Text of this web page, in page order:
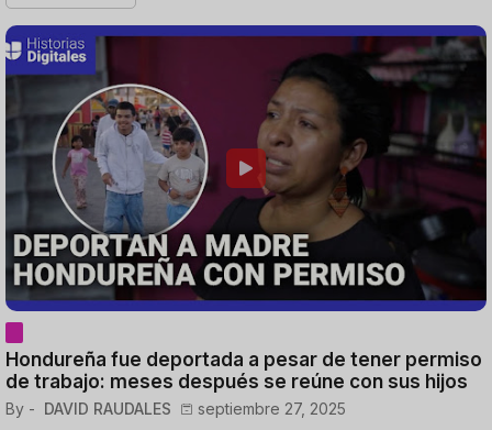
Hondureña fue deportada a pesar de tener permiso
de trabajo: meses después se reúne con sus hijos
By - DAVID RAUDALES septiembre 27, 2025